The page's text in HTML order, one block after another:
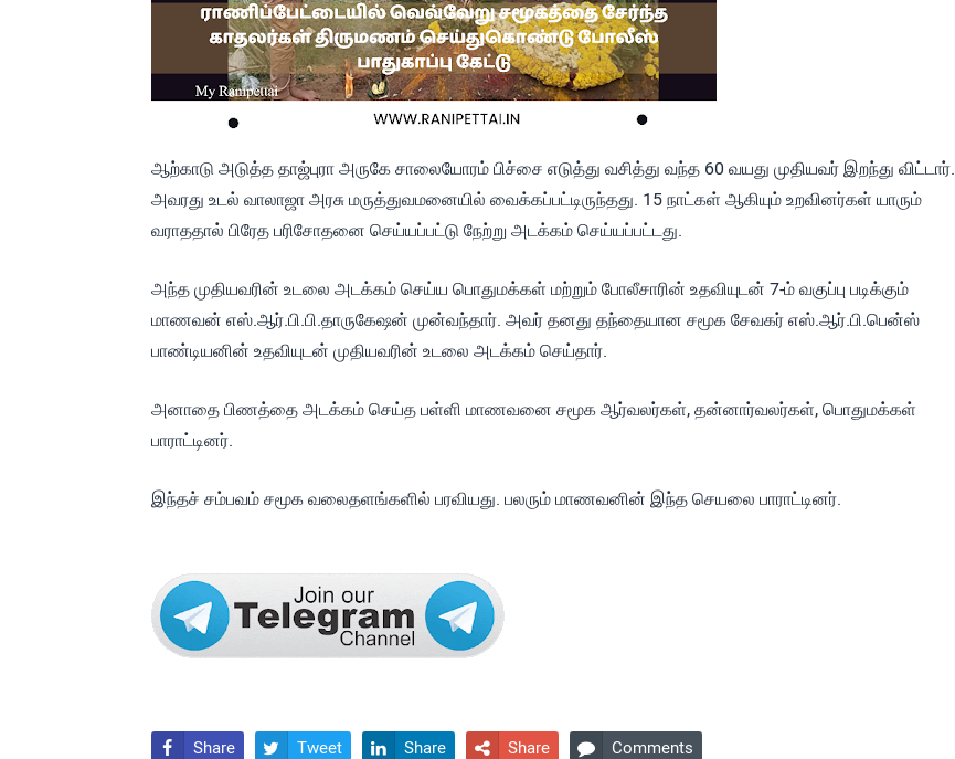
ஆற்காடு அடுத்த தாஜ்புரா அருகே சாலையோரம் பிச்சை எடுத்து வசித்து வந்த 60 வயது முதியவர் இறந்து விட்டார்.
அவரது உடல் வாலாஜா அரசு மருத்துவமனையில் வைக்கப்பட்டிருந்தது. 15 நாட்கள் ஆகியும் உறவினர்கள் யாரும்
வராததால் பிரேத பரிசோதனை செய்யப்பட்டு நேற்று அடக்கம் செய்யப்பட்டது.
அந்த முதியவரின் உடலை அடக்கம் செய்ய பொதுமக்கள் மற்றும் போலீசாரின் உதவியுடன் 7-ம் வகுப்பு படிக்கும்
மாணவன் எஸ்.ஆர்.பி.பி.தாருகேஷன் முன்வந்தார். அவர் தனது தந்தையான சமூக சேவகர் எஸ்.ஆர்.பி.பென்ஸ்
பாண்டியனின் உதவியுடன் முதியவரின் உடலை அடக்கம் செய்தார்.
அனாதை பிணத்தை அடக்கம் செய்த பள்ளி மாணவனை சமூக ஆர்வலர்கள், தன்னார்வலர்கள், பொதுமக்கள்
பாராட்டினர்.
இந்தச் சம்பவம் சமூக வலைதளங்களில் பரவியது. பலரும் மாணவனின் இந்த செயலை பாராட்டினர்.
 Share  Tweet  Share  Share  Comments